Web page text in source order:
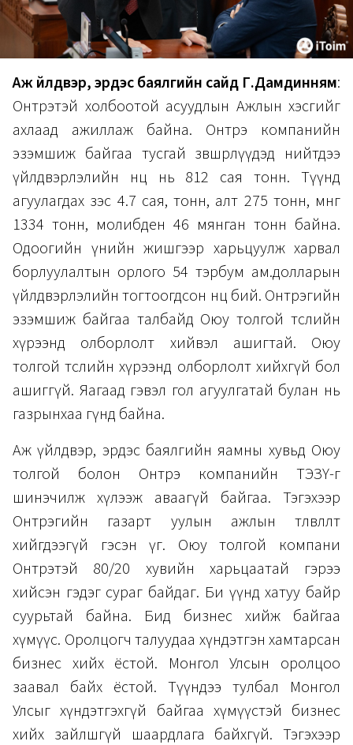
Аж үйлдвэр, эрдэс баялгийн сайд Г.Дамдинням:
Онтрэтэй холбоотой асуудлын Ажлын хэсгийг
ахлаад ажиллаж байна. Онтрэ компанийн
эзэмшиж байгаа тусгай зөвшөөрлүүдэд нийтдээ
үйлдвэрлэлийн нөөц нь 812 сая тонн. Түүнд
агуулагдах зэс 4.7 сая, тонн, алт 275 тонн, мөнгө
1334 тонн, молибден 46 мянган тонн байна.
Одоогийн үнийн жишгээр харьцуулж харвал
борлуулалтын орлого 54 тэрбум ам.долларын
үйлдвэрлэлийн тогтоогдсон нөөц бий. Онтрэгийн
эзэмшиж байгаа талбайд Оюу толгой төслийн
хүрээнд олборлолт хийвэл ашигтай. Оюу
толгой төслийн хүрээнд олборлолт хийхгүй бол
ашиггүй. Яагаад гэвэл гол агуулгатай булан нь
газрынхаа гүнд байна.
Аж үйлдвэр, эрдэс баялгийн яамны хувьд Оюу
толгой болон Онтрэ компанийн ТЭЗҮ-г
шинэчилж хүлээж аваагүй байгаа. Тэгэхээр
Онтрэгийн газарт уулын ажлын төлөвлөлт
хийгдээгүй гэсэн үг. Оюу толгой компани
Онтрэтэй 80/20 хувийн харьцаатай гэрээ
хийсэн гэдэг сураг байдаг. Би үүнд хатуу байр
суурьтай байна. Бид бизнес хийж байгаа
хүмүүс. Оролцогч талуудаа хүндэтгэн хамтарсан
бизнес хийх ёстой. Монгол Улсын оролцоо
заавал байх ёстой. Түүндээ тулбал Монгол
Улсыг хүндэтгэхгүй байгаа хүмүүстэй бизнес
хийх зайлшгүй шаардлага байхгүй. Тэгэхээр